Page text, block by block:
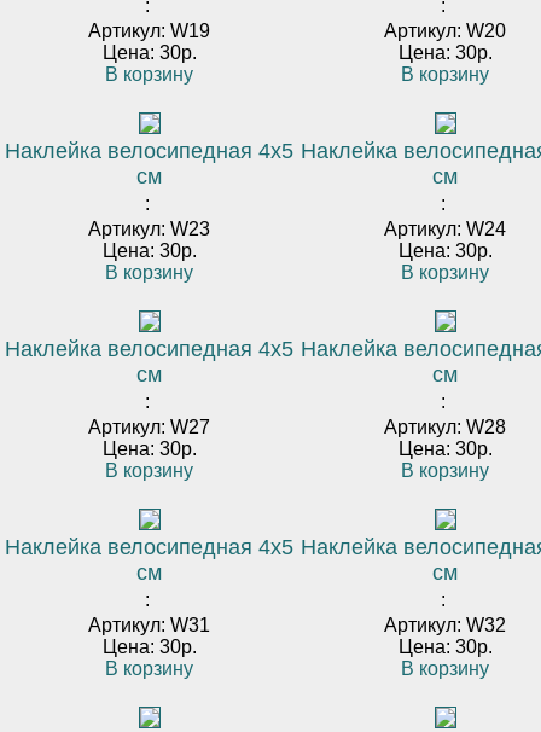
:
Артикул: W19
Цена: 30р.
В корзину
:
Артикул: W20
Цена: 30р.
В корзину
Наклейка велосипедная 4х5
см
:
Артикул: W23
Цена: 30р.
В корзину
Наклейка
см
:
Артикул: W24
Цена: 30р.
В корзину
Наклейка велосипедная 4х5
см
:
Артикул: W27
Цена: 30р.
В корзину
Наклейка
см
:
Артикул: W28
Цена: 30р.
В корзину
Наклейка велосипедная 4х5
см
:
Артикул: W31
Цена: 30р.
В корзину
Наклейка
см
:
Артикул: W32
Цена: 30р.
В корзину